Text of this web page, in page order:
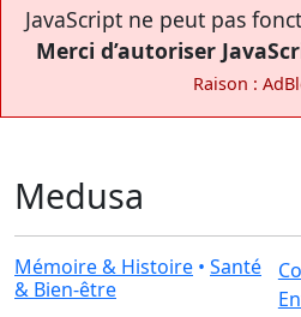
JavaScript ne peut pas
Merci d’autoriser
Raison :
Medusa
Mémoire & Histoire • Santé
& Bien-être